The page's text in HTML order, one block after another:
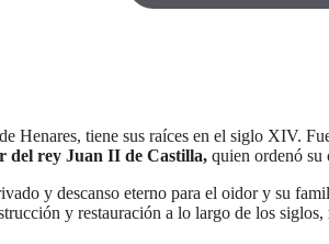
Henares, tiene sus raíces en el siglo XIV.
del rey Juan II de Castilla, quien ordenó su
y descanso eterno para el oidor y su
y restauración a lo largo de los siglos,